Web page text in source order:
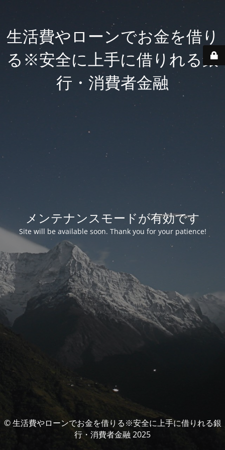
生活費やローンでお金を借り
る※安全に上手に借りれる銀
行・消費者金融
メンテナンスモードが有効です
Site will be available soon. Thank you for your patience!
© 生活費やローンでお金を借りる※安全に上手に借りれる銀
行・消費者金融 2025